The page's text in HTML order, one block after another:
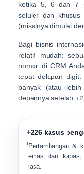
ketika5, 6 dan 7
seluler dan khusus
(misalnya dimulai
Bagi bisnis
relatif mudah:
nomor di CRM
tepat delapan digit.
banyak (atau
depannya setelah
+226 kasus
Pertambangan &
emas dan kapas,
jasa.